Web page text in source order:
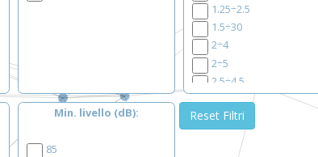
1.25÷2.5
1.5÷30
2÷4
2÷5
2.5÷4.5
3÷5
3÷5.5
Min. livello (dB)
85
Reset Filtri